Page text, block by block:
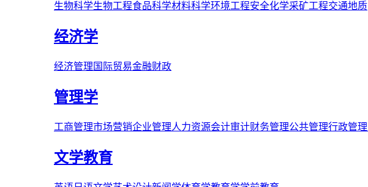
生物科学生物工程食品科学材料科学环境工程安全化学采矿工程交通地质
经济学
经济管理 国际贸易金融财政
管理学
工商管理市场营销企业管理人力资源会计审计财务管理公共管理行政管理
文学教育